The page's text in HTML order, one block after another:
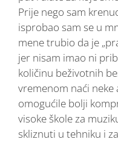
Prije nego sam
isprobao sam se u
mene trubio da je
jer nisam imao ni
količinu beživotnih
vremenom naći neke
omogućile bolji
visoke škole za
skliznuti u tehniku i